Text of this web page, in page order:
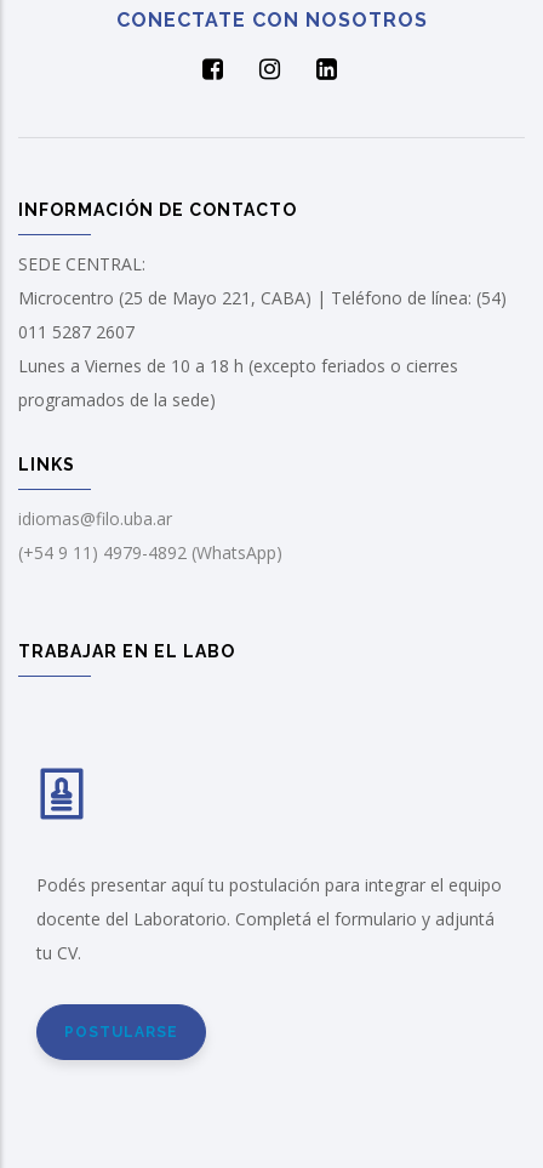
CONECTATE CON NOSOTROS
INFORMACIÓN DE CONTACTO
SEDE CENTRAL:
Microcentro (25 de Mayo 221, CABA) | Teléfono de línea: (54)
011 5287 2607
Lunes a Viernes de 10 a 18 h (excepto feriados o cierres
programados de la sede)
LINKS
idiomas@filo.uba.ar
(+54 9 11) 4979-4892 (WhatsApp)
TRABAJAR EN EL LABO
Podés presentar aquí tu postulación para integrar el equipo
docente del Laboratorio. Completá el formulario y adjuntá
tu CV.
POSTULARSE